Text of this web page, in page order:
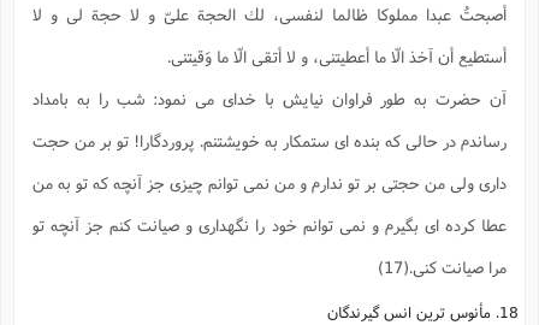
أصبحتُ عبدا مملوكا ظالما لنفسى، لك الحجة علىّ و لا حجة لى و لا
أستطيع أن آخذ الّا ما أعطيتنى، و لا أتقى الّا ما وَقيتنى.
آن حضرت به طور فراوان نيايش با خداى مى نمود: شب را به بامداد
رساندم در حالى كه بنده اى ستمكار به خويشتنم. پروردگارا! تو بر من حجت
داری ولی من حجتى بر تو ندارم و من نمى توانم چيزى جز آنچه كه تو به من
عطا كرده اى بگيرم و نمى توانم خود را نگهدارى و صيانت كنم جز آنچه تو
مرا صيانت كنى.(17)
18. مأنوس ترين انس گيرندگان